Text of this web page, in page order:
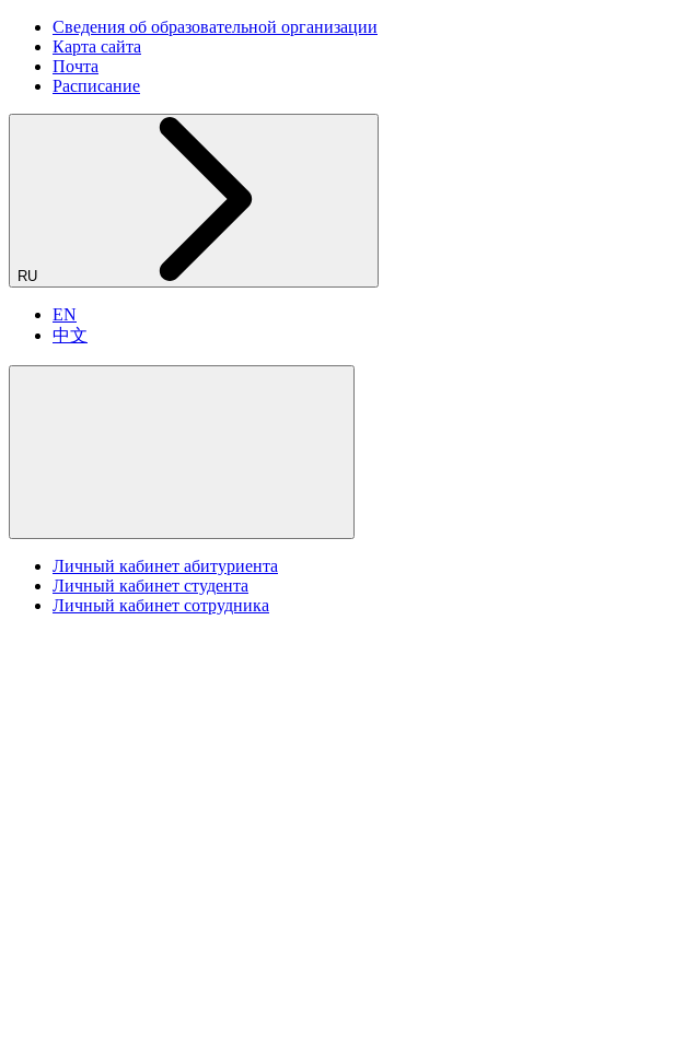
Сведения об образовательной организации
Карта сайта
Почта
Расписание
RU
EN
中文
Личный кабинет абитуриента
Личный кабинет студента
Личный кабинет сотрудника